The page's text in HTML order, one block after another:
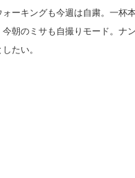
ーキングも今週は自粛。一杯
朝のミサも自撮りモード。ナ
たい。